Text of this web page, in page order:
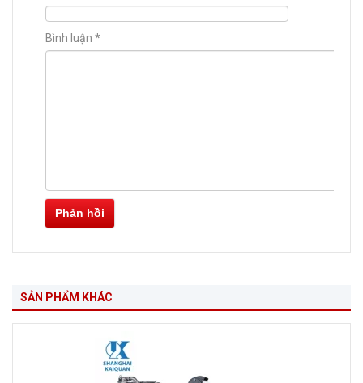
Bình luận *
Phản hồi
SẢN PHẨM KHÁC